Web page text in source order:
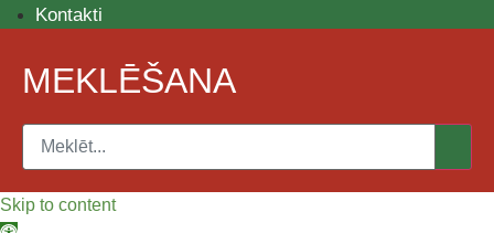
Kontakti
MEKLĒŠANA
Skip to content